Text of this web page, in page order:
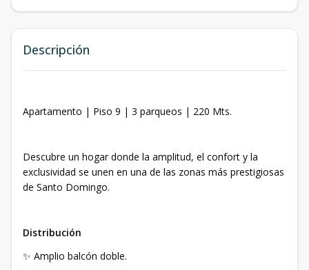
Descripción
Apartamento | Piso 9 | 3 parqueos | 220 Mts.
Descubre un hogar donde la amplitud, el confort y la
exclusividad se unen en una de las zonas más prestigiosas
de Santo Domingo.
Distribución
✨ Amplio balcón doble.